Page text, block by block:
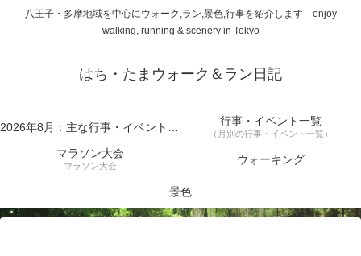
八王子・多摩地域を中心にウォーク,ラン,景色,行事を紹介します enjoy
walking, running & scenery in Tokyo
はち・たまウォーク＆ラン日記
2026年8月：主な行事・イベント一覧 行事・イベント一覧
（月別の行事・イベント一覧）
マラソン大会
マラソン大会 ウォーキング
景色